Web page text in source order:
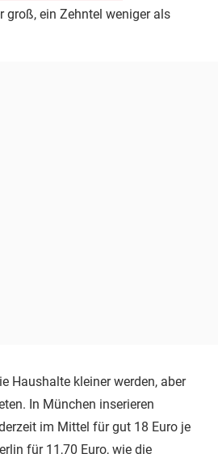
groß, ein Zehntel weniger als
Haushalte kleiner werden, aber
In München inserieren
im Mittel für gut 18 Euro je
für 11,70 Euro, wie die